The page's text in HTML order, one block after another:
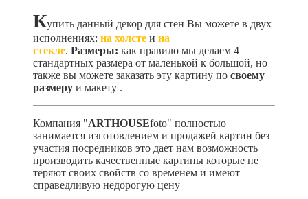
Купить данный декор для стен Вы можете в двух
исполнениях: на холсте и на
стекле. Размеры: как правило мы делаем 4
стандартных размера от маленькой к большой, но
также вы можете заказать эту картину по своему
размеру и макету .
Компания "ARTHOUSEfoto" полностью
занимается изготовлением и продажей картин без
участия посредников это дает нам возможность
производить качественные картины которые не
теряют своих свойств со временем и имеют
справедливую недорогую цену